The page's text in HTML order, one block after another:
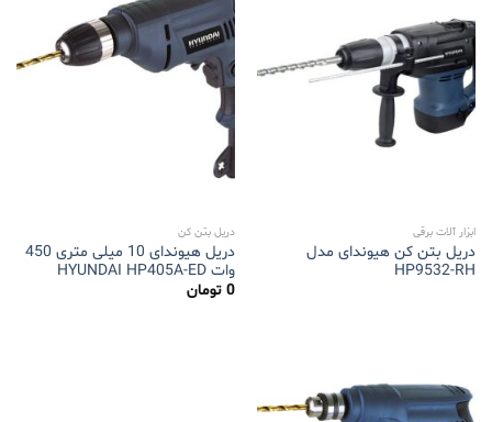
ابزار آلات برقی
دریل بتن کن هیوندای مدل
HP9532-RH
دریل بتن کن
دریل هیوندای 10 میلی متری 450
وات HYUNDAI HP405A-ED
0 تومان